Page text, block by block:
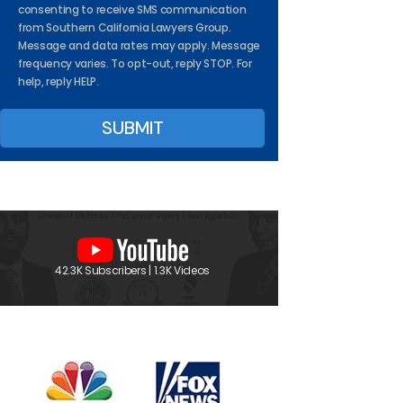
consenting to receive SMS communication
from Southern California Lawyers Group.
Message and data rates may apply. Message
frequency varies. To opt-out, reply STOP. For
help, reply HELP.
42.3K Subscribers | 1.3K Videos